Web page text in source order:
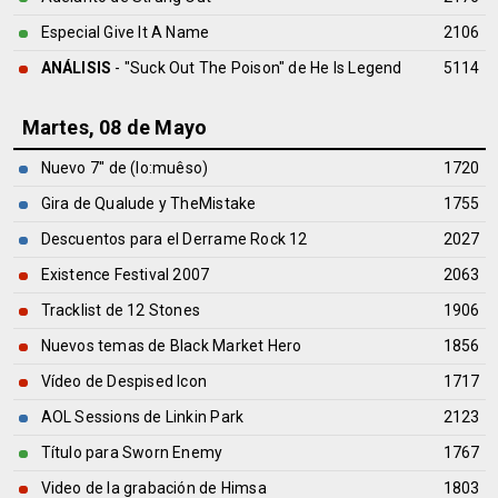
Especial Give It A Name
2106
ANÁLISIS - "Suck Out The Poison" de He Is Legend 5114
Martes, 08 de Mayo
Nuevo 7'' de (lo:muêso)
1720
Gira de Qualude y TheMistake
1755
Descuentos para el Derrame Rock 12
2027
Existence Festival 2007
2063
Tracklist de 12 Stones
1906
Nuevos temas de Black Market Hero
1856
Vídeo de Despised Icon
1717
AOL Sessions de Linkin Park
2123
Título para Sworn Enemy
1767
Video de la grabación de Himsa
1803